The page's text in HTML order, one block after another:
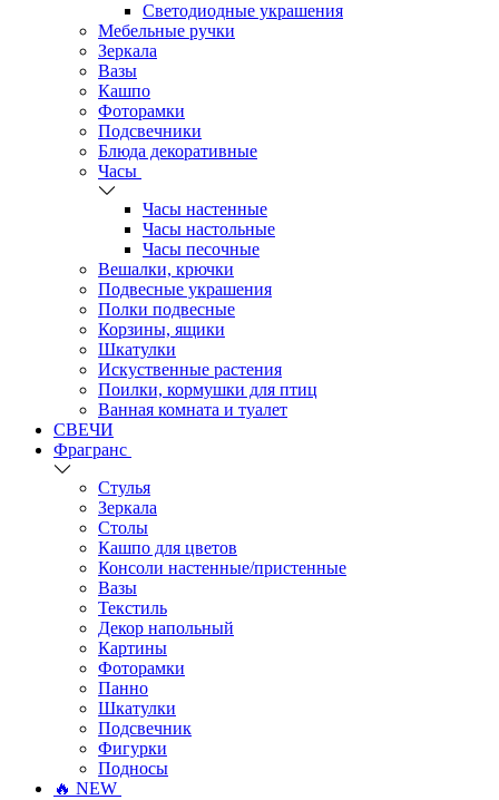
Светодиодные украшения
Мебельные ручки
Зеркала
Вазы
Кашпо
Фоторамки
Подсвечники
Блюда декоративные
Часы
Часы настенные
Часы настольные
Часы песочные
Вешалки, крючки
Подвесные украшения
Полки подвесные
Корзины, ящики
Шкатулки
Искуственные растения
Поилки, кормушки для птиц
Ванная комната и туалет
СВЕЧИ
Фрагранс
Стулья
Зеркала
Столы
Кашпо для цветов
Консоли настенные/пристенные
Вазы
Текстиль
Декор напольный
Картины
Фоторамки
Панно
Шкатулки
Подсвечник
Фигурки
Подносы
🔥 NEW